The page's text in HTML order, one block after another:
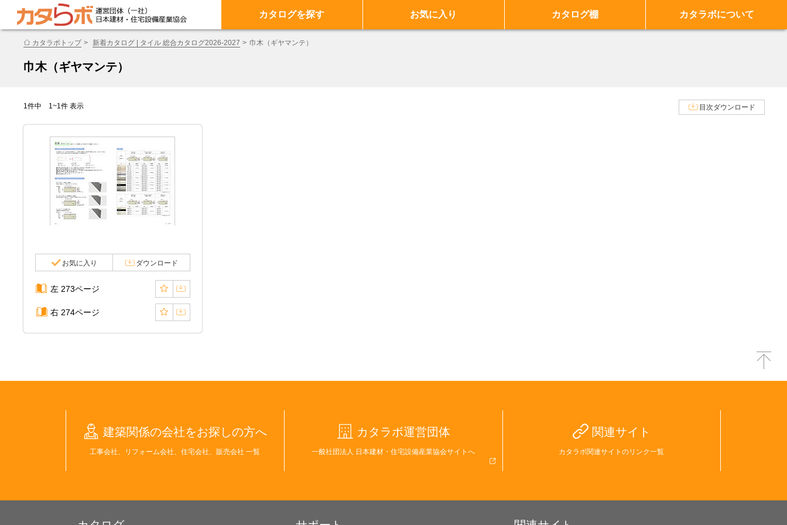
カタログを探す お気に入り カタログ棚 カタラボについて
カタラボトップ 新着カタログ | タイル 総合カタログ2026-2027 巾木（ギヤマンテ）
巾木（ギヤマンテ）
1件中 1~1件 表示 目次ダウンロード
お気に入り ダウンロード
左 273ページ
右 274ページ
建築関係の会社をお探しの方へ
工事会社、リフォーム会社、住宅会社、販売会社 一覧
カタラボ運営団体
一般社団法人 日本建材・住宅設備産業協会サイトへ
関連サイト
カタラボ関連サイトのリンク一覧